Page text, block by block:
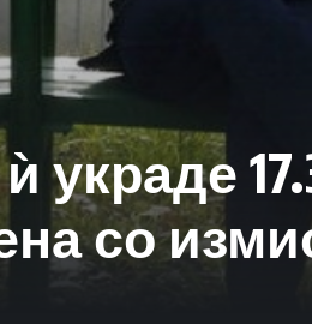
украде
со